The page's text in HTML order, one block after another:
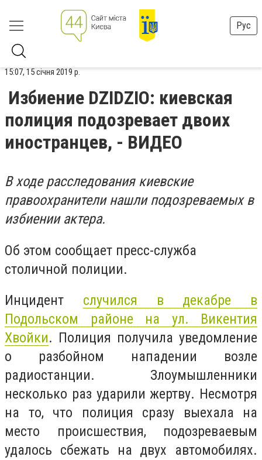
Рус
15:07, 15 січня 2019 р.
Избиение DZIDZIO: киевская
полиция подозревает двоих
иностранцев, - ВИДЕО
В ходе расследования киевские
правоохранители нашли подозреваемых в
избиении актера.
Об этом сообщает пресс-служба
столичной полиции.
Инцидент случился в декабре в
Подольском районе на ул. Викентия
Хвойки. Полиция получила уведомление
о разбойном нападении возле
радиостанции. Злоумышленники
несколько раз ударили жертву. Несмотря
на то, что полиция сразу выехала на
место происшествия, подозреваевым
удалось сбежать на двух автомобилях.